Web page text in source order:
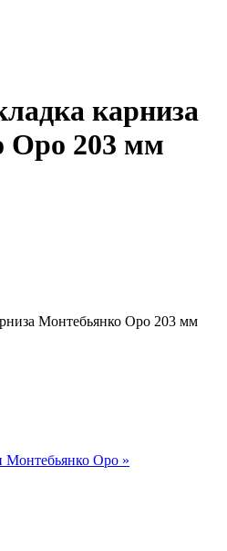
карниза
Оро 203 мм
Монтебьянко Оро 203 мм
Монтебьянко Оро »